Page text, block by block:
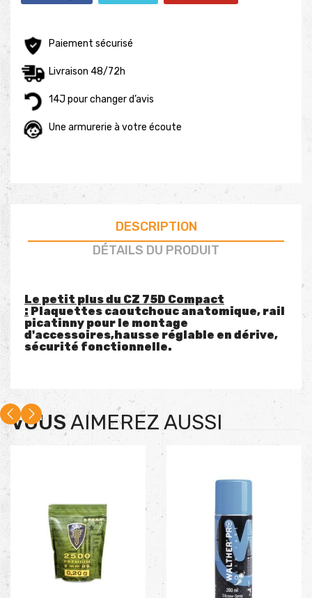
Paiement sécurisé
Livraison 48/72h
14J pour changer d’avis
Une armurerie à votre écoute
DESCRIPTION
DÉTAILS DU PRODUIT
Le petit plus du CZ 75D Compact
: Plaquettes caoutchouc anatomique, rail
picatinny pour le montage
d'accessoires,hausse réglable en dérive,
sécurité fonctionnelle.
VOUSAIMEREZ AUSSI